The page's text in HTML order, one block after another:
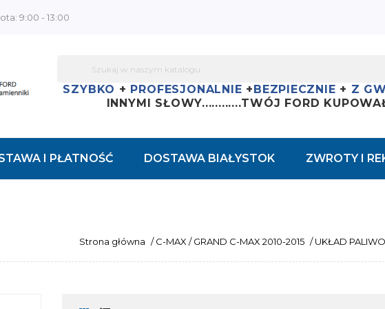
9:00 - 13:00
SZYBKO + PROFESJONALNIE +BEZPIECZNIE + Z
INNYMI SŁOWY............TWÓJ FORD
I PŁATNOŚĆ DOSTAWA BIAŁYSTOK ZWROTY I
Strona główna / C-MAX / GRAND C-MAX 2010-2015 / UKŁAD